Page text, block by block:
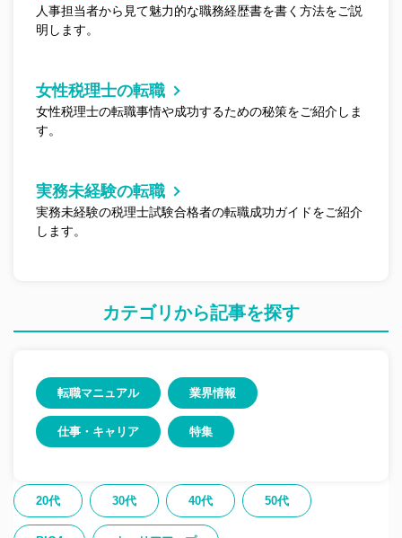
人事担当者から見て魅力的な職務経歴書を書く方法をご説
明します。
女性税理士の転職
女性税理士の転職事情や成功するための秘策をご紹介しま
す。
実務未経験の転職
実務未経験の税理士試験合格者の転職成功ガイドをご紹介
します。
カテゴリから記事を探す
転職マニュアル 業界情報
仕事・キャリア 特集
20代 30代 40代 50代